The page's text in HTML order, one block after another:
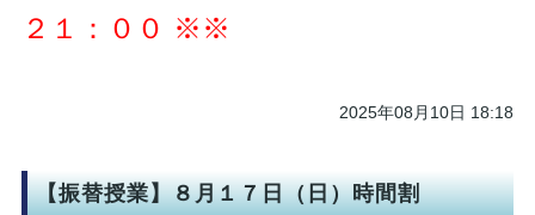
２１：００ ※※
2025年08月10日 18:18
【振替授業】８月１７日（日）時間割